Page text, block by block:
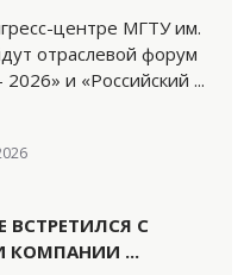
центре МГТУ им.
отраслевой форум
и «Российский ...
ВСТРЕТИЛСЯ С
КОМПАНИИ ...